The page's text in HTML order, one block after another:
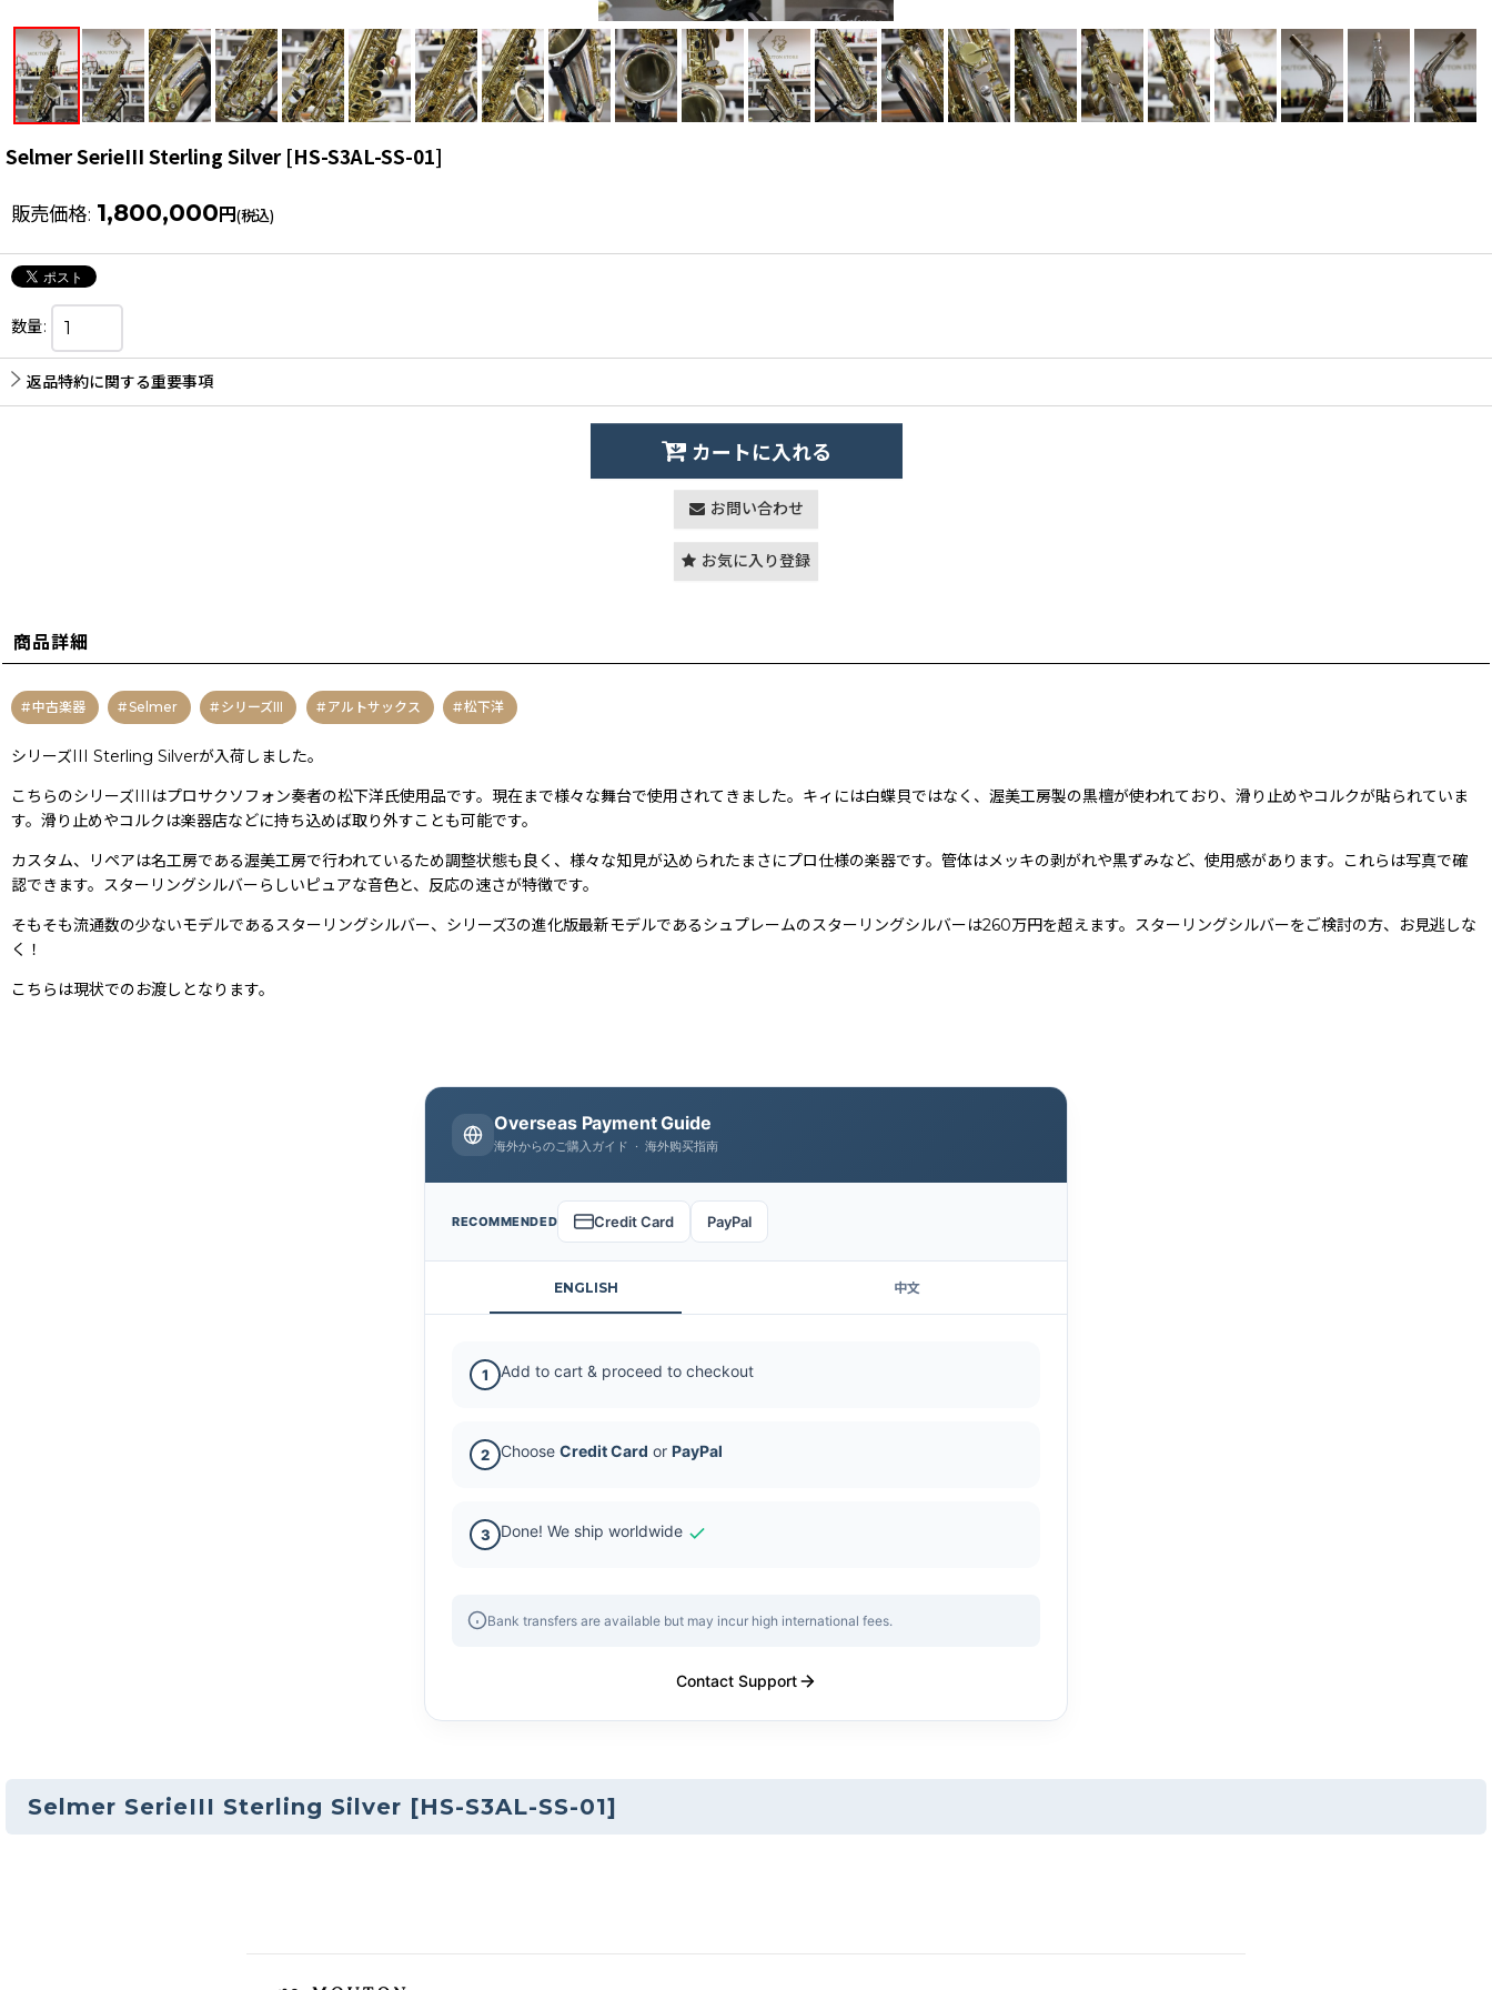
Selmer SerieIII Sterling Silver [HS-S3AL-SS-01]
Selmer SerieIII Sterling Silver [HS-S3AL-SS-01]
販売価格: 1,800,000 円(税込)
数量:
返品特約に関する重要事項
カートに入れる
お問い合わせ
お気に入り登録
商品詳細
中古楽器 Selmer シリーズIII アルトサックス 松下洋
シリーズIII Sterling Silverが入荷しました。
こちらのシリーズIIIはプロサクソフォン奏者の松下洋氏使用品です。現在まで様々な舞台で使用されてきました。キィには白蝶貝ではなく、渥美工房製の黒檀が使われており、滑り止めやコルクが貼られていま
す。滑り止めやコルクは楽器店などに持ち込めば取り外すことも可能です。
カスタム、リペアは名工房である渥美工房で行われているため調整状態も良く、様々な知見が込められたまさにプロ仕様の楽器です。管体はメッキの剥がれや黒ずみなど、使用感があります。これらは写真で確
認できます。スターリングシルバーらしいピュアな音色と、反応の速さが特徴です。
そもそも流通数の少ないモデルであるスターリングシルバー、シリーズ3の進化版最新モデルであるシュプレームのスターリングシルバーは260万円を超えます。スターリングシルバーをご検討の方、お見逃しな
く！
こちらは現状でのお渡しとなります。
Overseas Payment Guide
海外からのご購入ガイド · 海外购买指南
RECOMMENDED Credit Card PayPal
ENGLISH 中文
1 Add to cart & proceed to checkout
2 Choose Credit Card or PayPal
3 Done! We ship worldwide
Bank transfers are available but may incur high international fees.
Contact Support